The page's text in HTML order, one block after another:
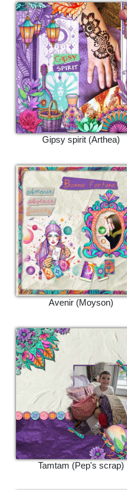
Gipsy spirit (Arthea)
Avenir (Moyson)
Tamtam (Pep's scrap)